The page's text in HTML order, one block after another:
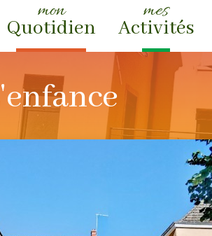
mon
Quotidien
mes
Activités